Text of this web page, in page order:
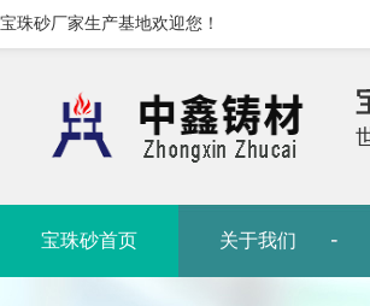
宝珠砂厂家生产基地欢迎您！
宝珠砂首页 关于我们